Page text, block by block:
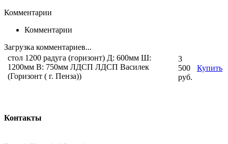
Комментарии
Комментарии
Загрузка комментариев...
стол 1200 радуга (горизонт) Д: 600мм Ш:
1200мм В: 750мм ЛДСП ЛДСП Василек
(Горизонт ( г. Пенза))
3
500
руб.
Купить
Контакты